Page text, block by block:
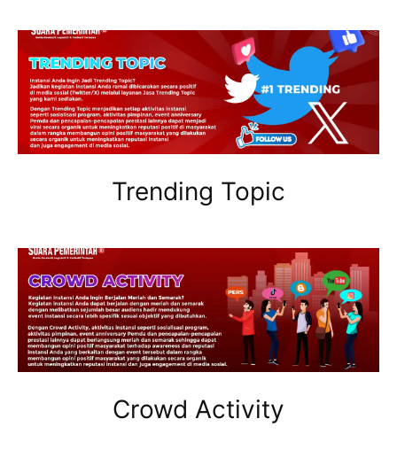
Trending Topic
Crowd Activity